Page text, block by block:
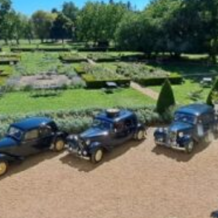
Notre local
La Boutique
Les pièces
L’assurance
Liens
La Revue
Les salons
La traction
La Traction des
membres
Bibliographie
Présentation 7
Présentation 11
Evolution 7 et 11 -